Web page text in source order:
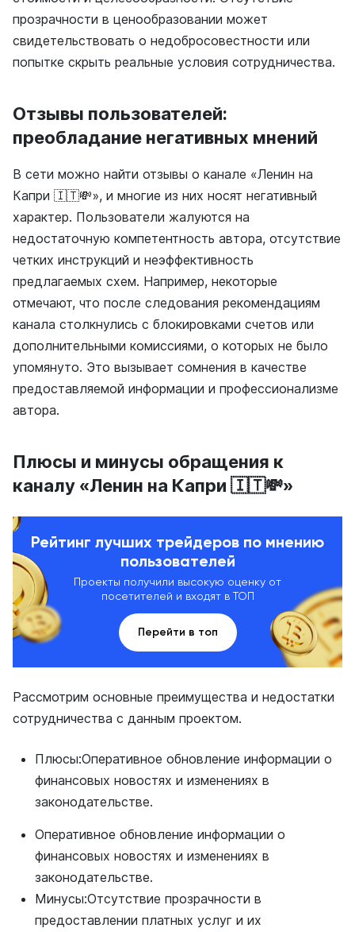
прозрачности в ценообразовании может
свидетельствовать о недобросовестности или
попытке скрыть реальные условия сотрудничества.
Отзывы пользователей:
преобладание негативных мнений
В сети можно найти отзывы о канале «Ленин на
Капри 🇮🇹💸», и многие из них носят негативный
характер. Пользователи жалуются на
недостаточную компетентность автора, отсутствие
четких инструкций и неэффективность
предлагаемых схем. Например, некоторые
отмечают, что после следования рекомендациям
канала столкнулись с блокировками счетов или
дополнительными комиссиями, о которых не было
упомянуто. Это вызывает сомнения в качестве
предоставляемой информации и профессионализме
автора.
Плюсы и минусы обращения к
каналу «Ленин на Капри 🇮🇹💸»
Рейтинг лучших трейдеров по мнению
пользователей
Проекты получили высокую оценку от
посетителей и входят в ТОП
Перейти в топ
Рассмотрим основные преимущества и недостатки
сотрудничества с данным проектом.
Плюсы:Оперативное обновление информации о
финансовых новостях и изменениях в
законодательстве.
Оперативное обновление информации о
финансовых новостях и изменениях в
законодательстве.
Минусы:Отсутствие прозрачности в
предоставлении платных услуг и их